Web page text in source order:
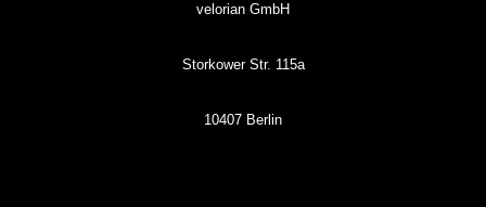
velorian GmbH
Storkower Str. 115a
10407 Berlin